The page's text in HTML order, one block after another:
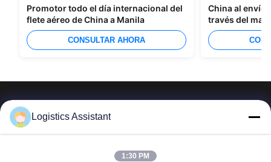
Promotor todo el día internacional del
flete aéreo de China a Manila
CONSULTAR AHORA
China al envío
través del mar
Elíjanos y nunca nos olvidarán
Logistics Assistant
1:30 PM